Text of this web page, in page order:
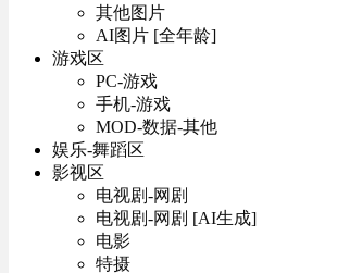
其他图片
AI图片 [全年龄]
游戏区
PC-游戏
手机-游戏
MOD-数据-其他
娱乐-舞蹈区
影视区
电视剧-网剧
电视剧-网剧 [AI生成]
电影
特摄